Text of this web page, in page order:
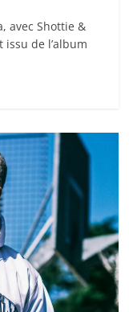
avec Shottie &
de l’album